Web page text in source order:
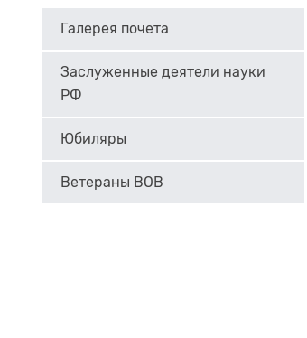
Галерея почета
Заслуженные деятели науки
РФ
Юбиляры
Ветераны ВОВ